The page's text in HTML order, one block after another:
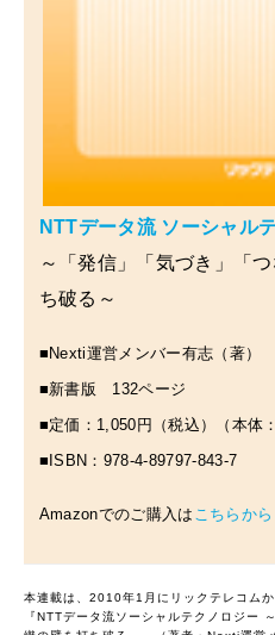
NTTデータ流 ソーシャル
～「発信」「気づき」「
ち破る～
■Nexti運営メンバー有志（著）
■新書版 132ページ
■定価：1,050円（税込）（本体
■ISBN：978-4-89797-843-7
Amazonでのご購入は こちらから
本連載は、2010年1月にリックテレコム
『NTTデータ流ソーシャルテクノロジー